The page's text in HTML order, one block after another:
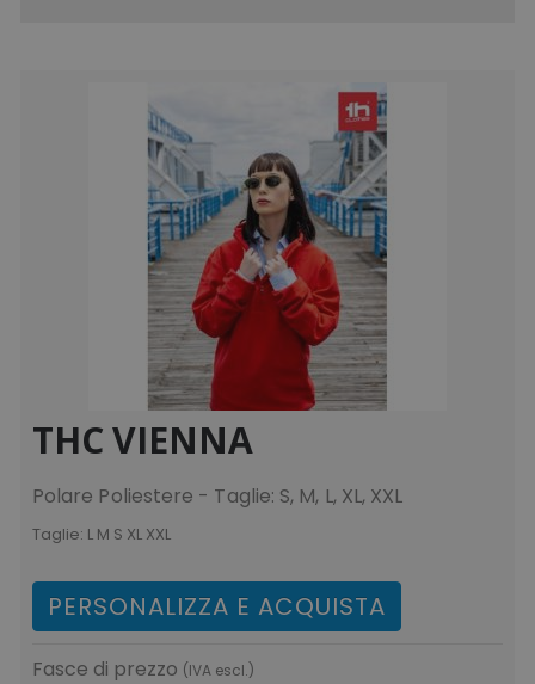
THC VIENNA
Polare Poliestere - Taglie: S, M, L, XL, XXL
Taglie: L M S XL XXL
PERSONALIZZA E ACQUISTA
Fasce di prezzo (IVA escl.)